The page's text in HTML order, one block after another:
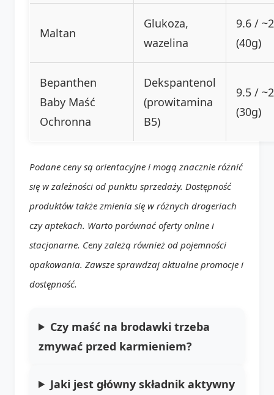
Maltan
Glukoza,
wazelina
9.6 /
(40g)
Bepanthen
Baby Maść
Ochronna
Dekspantenol
(prowitamina
B5)
9.5 /
(30g)
Podane ceny są orientacyjne i mogą znacznie różnić
się w zależności od punktu sprzedaży. Dostępność
produktów także zmienia się w różnych drogeriach
czy aptekach. Warto porównać oferty online i
stacjonarne. Ceny zależą również od pojemności
opakowania. Zawsze sprawdzaj aktualne promocje i
dostępność.
Czy maść na brodawki trzeba
zmywać przed karmieniem?
Jaki jest główny składnik aktywny